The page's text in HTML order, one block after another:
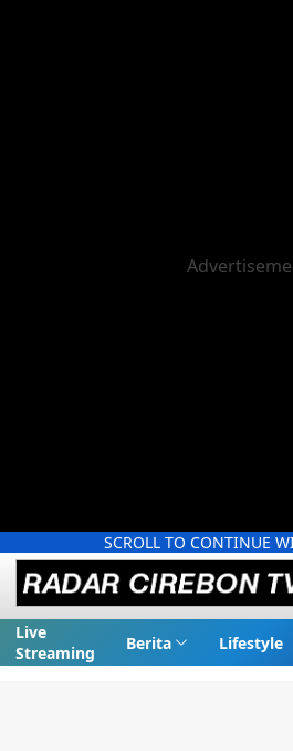
SCROLL TO CONTINUE
Live
Streaming
Berita Lifestyle